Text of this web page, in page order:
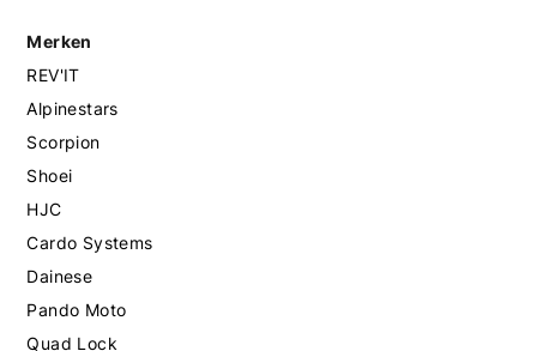
Merken
REV'IT
Alpinestars
Scorpion
Shoei
HJC
Cardo Systems
Dainese
Pando Moto
Quad Lock